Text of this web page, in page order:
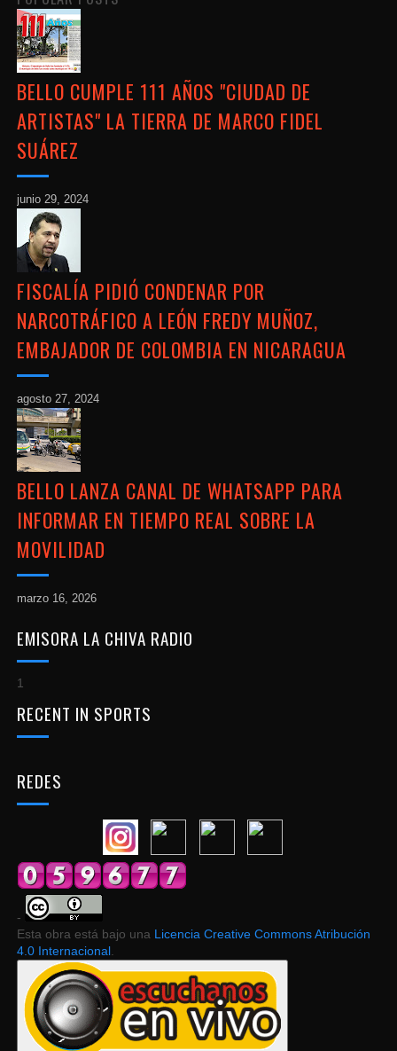
BELLO CUMPLE 111 AÑOS "CIUDAD DE
ARTISTAS" LA TIERRA DE MARCO FIDEL
SUÁREZ
junio 29, 2024
FISCALÍA PIDIÓ CONDENAR POR
NARCOTRÁFICO A LEÓN FREDY MUÑOZ,
EMBAJADOR DE COLOMBIA EN NICARAGUA
agosto 27, 2024
BELLO LANZA CANAL DE WHATSAPP PARA
INFORMAR EN TIEMPO REAL SOBRE LA
MOVILIDAD
marzo 16, 2026
EMISORA LA CHIVA RADIO
1
RECENT IN SPORTS
REDES
-
Esta obra está bajo una Licencia Creative Commons Atribución
4.0 Internacional.